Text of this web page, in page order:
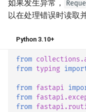
如果发生异常，
以在处理错误时读取
Python 3.10+
from
from typing
from fastapi
from
from